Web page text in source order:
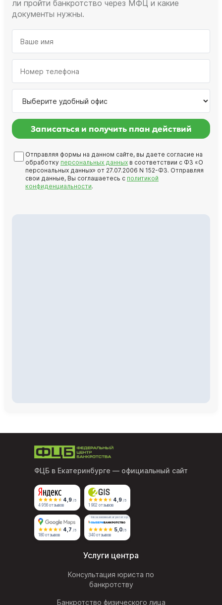
ли пройти банкротство через МФЦ и какие
документы нужны.
Записаться и получить план действий
Отправляя формы на данном сайте, вы даете согласие на
обработку персональных данных в соответствии с ФЗ «О
персональных данных» от 27.07.2006 N 152-ФЗ. Отправляя
свои данные, Вы соглашаетесь с политикой
конфиденциальности.
ФЦБ в Екатеринбурге — официальный сайт
4,9 /5
4 956 отзывов
4,9 /5
1 902 отзывов
4,7 /5
180 отзывов
Независимый агрегатор
5,0/5
340 отзывов
Услуги центра
Консультация юриста по
банкротству
Банкротство физического лица